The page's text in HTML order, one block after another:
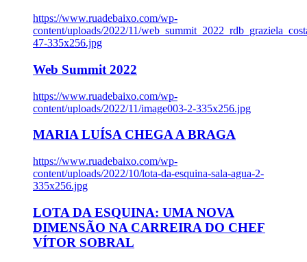
https://www.ruadebaixo.com/wp-
content/uploads/2022/11/
47-335x256.jpg
Web Summit 2022
https://www.ruadebaixo.com/wp-
content/uploads/2022/11/image003-2-335x256.jpg
MARIA LUÍSA CHEGA A BRAGA
https://www.ruadebaixo.com/wp-
content/uploads/2022/10/lota-da-esquina-sala-agua-2-
335x256.jpg
LOTA DA ESQUINA: UMA NOVA
DIMENSÃO NA CARREIRA DO CHEF
VÍTOR SOBRAL